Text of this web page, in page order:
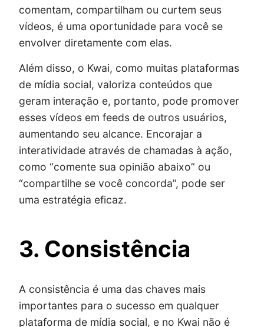
comentam, compartilham ou curtem seus
vídeos, é uma oportunidade para você se
envolver diretamente com elas.
Além disso, o Kwai, como muitas plataformas
de mídia social, valoriza conteúdos que
geram interação e, portanto, pode promover
esses vídeos em feeds de outros usuários,
aumentando seu alcance. Encorajar a
interatividade através de chamadas à ação,
como “comente sua opinião abaixo” ou
“compartilhe se você concorda”, pode ser
uma estratégia eficaz.
3. Consistência
A consistência é uma das chaves mais
importantes para o sucesso em qualquer
plataforma de mídia social, e no Kwai não é